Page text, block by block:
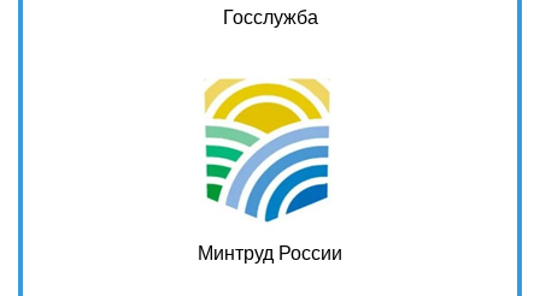
Госслужба
Минтруд России